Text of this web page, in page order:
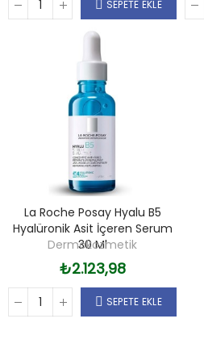
SEPETE EKLE
La Roche Posay Hyalu B5
Hyalüronik Asit İçeren Serum
30 Ml
Dermokozmetik
₺2.123,98
SEPETE EKLE